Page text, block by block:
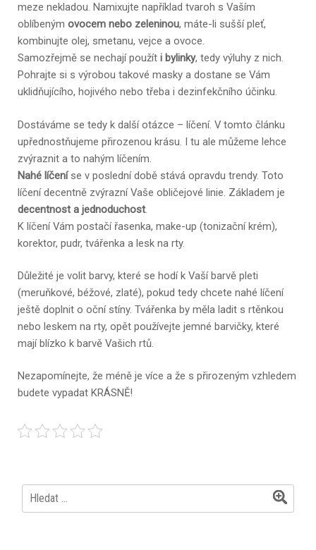
meze nekladou. Namixujte například tvaroh s Vaším
oblíbeným ovocem nebo zeleninou, máte-li sušší pleť,
kombinujte olej, smetanu, vejce a ovoce.
Samozřejmě se nechají použít i bylinky, tedy výluhy z nich.
Pohrajte si s výrobou takové masky a dostane se Vám
uklidňujícího, hojivého nebo třeba i dezinfekčního účinku.
Dostáváme se tedy k další otázce – líčení. V tomto článku
upřednostňujeme přirozenou krásu. I tu ale můžeme lehce
zvýraznit a to nahým líčením.
Nahé líčeníse v poslední době stává opravdu trendy. Toto
líčení decentně zvýrazní Vaše obličejové linie. Základem je
decentnost a jednoduchost.
K líčení Vám postačí řasenka, make-up (tonizační krém),
korektor, pudr, tvářenka a lesk na rty.
Důležité je volit barvy, které se hodí k Vaší barvě pleti
(meruňkové, béžové, zlaté), pokud tedy chcete nahé líčení
ještě doplnit o oční stíny. Tvářenka by měla ladit s rtěnkou
nebo leskem na rty, opět používejte jemné barvičky, které
mají blízko k barvě Vašich rtů.
Nezapomínejte, že méně je více a že s přirozeným vzhledem
budete vypadat KRÁSNĚ!
Vyhledávání